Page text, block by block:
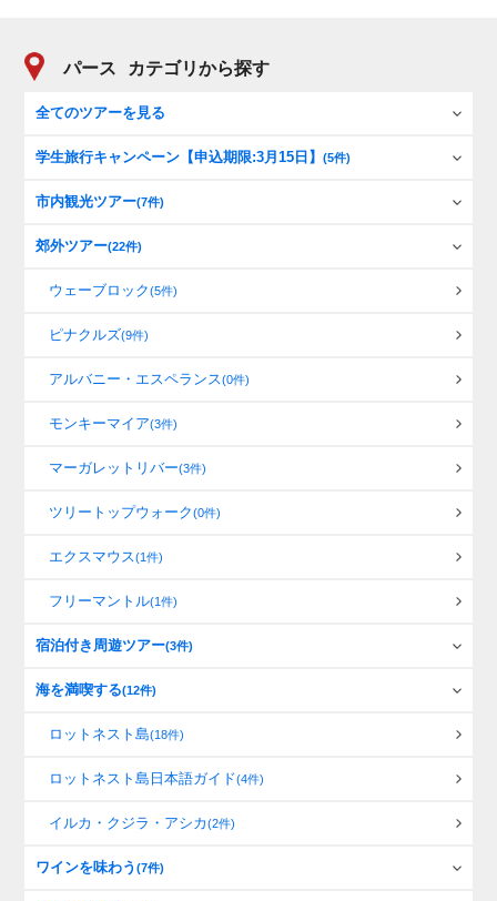
パース カテゴリから探す
全てのツアーを見る
学生旅行キャンペーン【申込期限:3月15日】(5件)
市内観光ツアー(7件)
郊外ツアー(22件)
ウェーブロック(5件)
ピナクルズ(9件)
アルバニー・エスペランス(0件)
モンキーマイア(3件)
マーガレットリバー(3件)
ツリートップウォーク(0件)
エクスマウス(1件)
フリーマントル(1件)
宿泊付き周遊ツアー(3件)
海を満喫する(12件)
ロットネスト島(18件)
ロットネスト島日本語ガイド(4件)
イルカ・クジラ・アシカ(2件)
ワインを味わう(7件)